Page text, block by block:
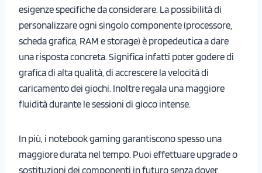
esigenze specifiche da considerare. La possibilità di
personalizzare ogni singolo componente (processore,
scheda grafica, RAM e storage) è propedeutica a dare
una risposta concreta. Significa infatti poter godere di
grafica di alta qualità, di accrescere la velocità di
caricamento dei giochi. Inoltre regala una maggiore
fluidità durante le sessioni di gioco intense.
In più, i notebook gaming garantiscono spesso una
maggiore durata nel tempo. Puoi effettuare upgrade o
sostituzioni dei componenti in futuro senza dover